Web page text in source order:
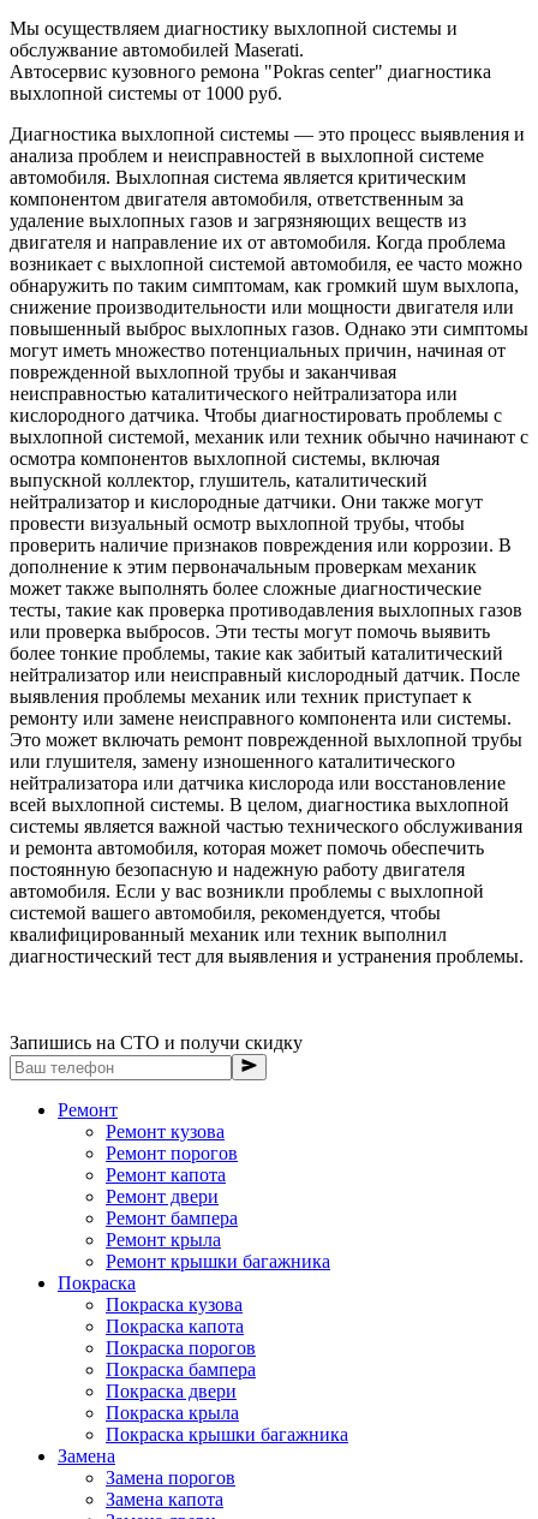
Мы осуществляем диагностику выхлопной системы и
обслужвание автомобилей Maserati.
Автосервис кузовного ремона "Pokras center" диагностика
выхлопной системы от 1000 руб.
Диагностика выхлопной системы — это процесс выявления и
анализа проблем и неисправностей в выхлопной системе
автомобиля. Выхлопная система является критическим
компонентом двигателя автомобиля, ответственным за
удаление выхлопных газов и загрязняющих веществ из
двигателя и направление их от автомобиля. Когда проблема
возникает с выхлопной системой автомобиля, ее часто можно
обнаружить по таким симптомам, как громкий шум выхлопа,
снижение производительности или мощности двигателя или
повышенный выброс выхлопных газов. Однако эти симптомы
могут иметь множество потенциальных причин, начиная от
поврежденной выхлопной трубы и заканчивая
неисправностью каталитического нейтрализатора или
кислородного датчика. Чтобы диагностировать проблемы с
выхлопной системой, механик или техник обычно начинают с
осмотра компонентов выхлопной системы, включая
выпускной коллектор, глушитель, каталитический
нейтрализатор и кислородные датчики. Они также могут
провести визуальный осмотр выхлопной трубы, чтобы
проверить наличие признаков повреждения или коррозии. В
дополнение к этим первоначальным проверкам механик
может также выполнять более сложные диагностические
тесты, такие как проверка противодавления выхлопных газов
или проверка выбросов. Эти тесты могут помочь выявить
более тонкие проблемы, такие как забитый каталитический
нейтрализатор или неисправный кислородный датчик. После
выявления проблемы механик или техник приступает к
ремонту или замене неисправного компонента или системы.
Это может включать ремонт поврежденной выхлопной трубы
или глушителя, замену изношенного каталитического
нейтрализатора или датчика кислорода или восстановление
всей выхлопной системы. В целом, диагностика выхлопной
системы является важной частью технического обслуживания
и ремонта автомобиля, которая может помочь обеспечить
постоянную безопасную и надежную работу двигателя
автомобиля. Если у вас возникли проблемы с выхлопной
системой вашего автомобиля, рекомендуется, чтобы
квалифицированный механик или техник выполнил
диагностический тест для выявления и устранения проблемы.
Запишись на СТО и получи скидку
Ремонт
Ремонт кузова
Ремонт порогов
Ремонт капота
Ремонт двери
Ремонт бампера
Ремонт крыла
Ремонт крышки багажника
Покраска
Покраска кузова
Покраска капота
Покраска порогов
Покраска бампера
Покраска двери
Покраска крыла
Покраска крышки багажника
Замена
Замена порогов
Замена капота